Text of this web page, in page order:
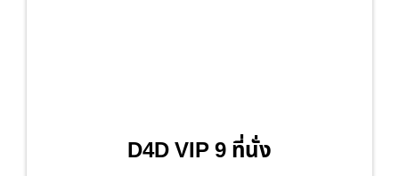
D4D VIP 9 ที่นั่ง